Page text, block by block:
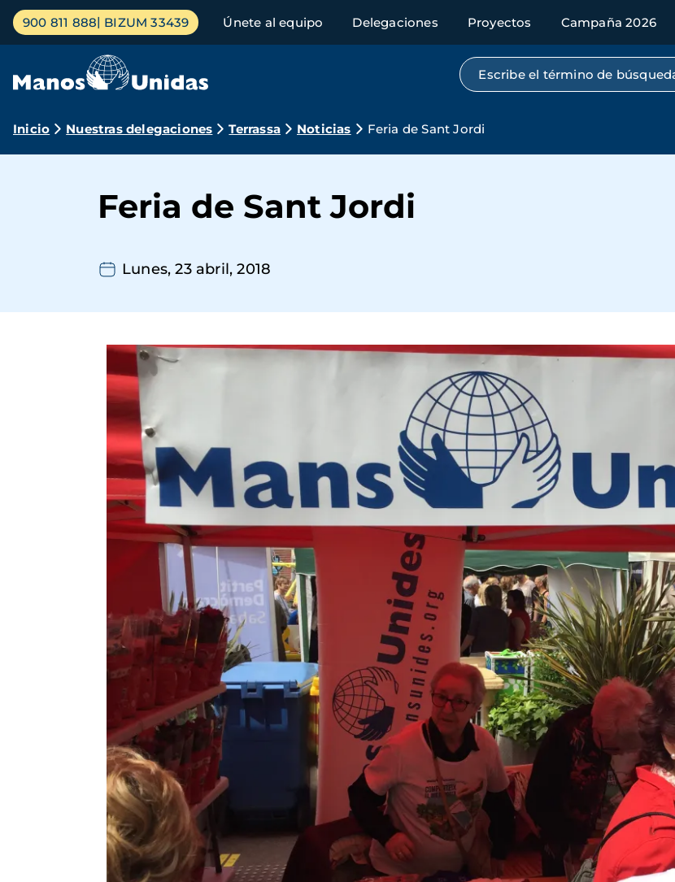
Pasar
contenido
Menú
principal
900 811 888 BIZUM 33439 Únete al equipo Delegaciones Proyectos Campaña 2026
Búsqueda por texto completo
Ruta
navegación
Inicio Nuestras delegaciones Terrassa Noticias Feria de Sant Jordi
Feria de Sant Jordi
Lunes, 23 abril, 2018